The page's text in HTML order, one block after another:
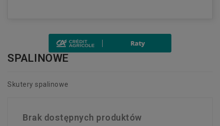
SPALINOWE
Skutery spalinowe
Brak dostępnych produktów